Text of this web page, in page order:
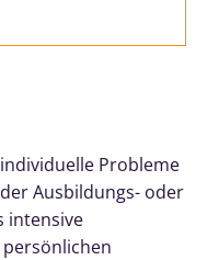
Probleme
Ausbildungs- oder
intensive